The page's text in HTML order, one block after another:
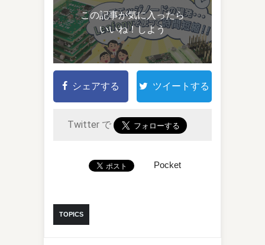
この記事が気に入ったら
いいね！しよう
シェアする ツイートする
Twitter で
Pocket
TOPICS